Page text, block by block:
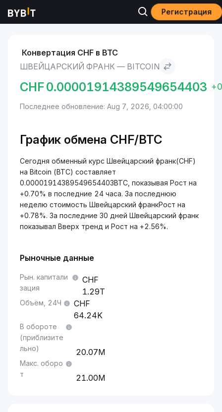
Регистрация
Рынки Швейцарский франк to Bitcoin
Конвертация CHF в BTC
ШВЕЙЦАРСКИЙ ФРАНК — BITCOIN
CHF0.00001914389549654403
Последнее обновление: Aug 7, 2026, 04:00:00
График обмена CHF/BTC
Сегодня обменный курс Швейцарский франк(CHF)
на Bitcoin (BTC) составляет
0.00001914389549654403BTC, показывая Рост на
+0.70% в последние 24 часа. За последнюю
неделю стоимость Швейцарский франкРост на
+0.78%. За последние 30 дней Швейцарский франк
показывал Вверх тренд и Рост на +2.56%.
Рыночные данные
Рын. капитали
зация
1.29T
Объём, 24Ч
64.24K
В обороте
(приблизите
льно)
20.07M
Макс. оборо
т
21.00M